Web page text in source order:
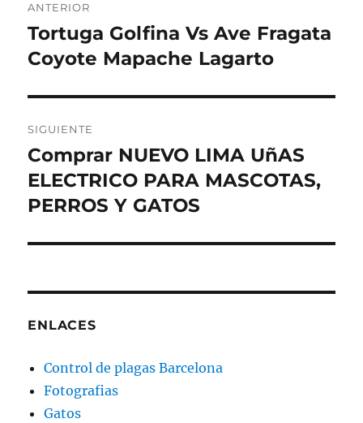
de
entradas
ANTERIOR
Entrada
anterior:
Tortuga Golfina Vs Ave Fragata
Coyote Mapache Lagarto
SIGUIENTE
Entrada
siguiente:
Comprar NUEVO LIMA UñAS
ELECTRICO PARA MASCOTAS,
PERROS Y GATOS
ENLACES
Control de plagas Barcelona
Fotografias
Gatos